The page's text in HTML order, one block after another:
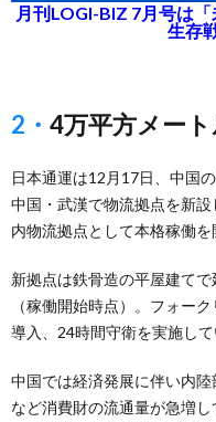
月刊LOGI-BIZ 7月号は
生存
2・4万平方メー
日本通運は12月17日、中国
中国・武漢で物流拠点を新
内物流拠点として本格稼働を
新拠点は鉄骨造の平屋建て
（稼働開始時点）。フォー
導入、24時間守衛を実施して
中国では経済発展に伴い内
など消費財の流通量が急増